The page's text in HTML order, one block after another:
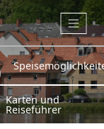
Karten und
Reiseführer